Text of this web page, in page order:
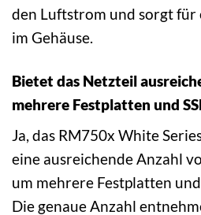
den Luftstrom und sorgt für
im Gehäuse.
Bietet das Netzteil
mehrere Festplatten und
Ja, das RM750x White
eine ausreichende Anzahl
um mehrere Festplatten
Die genaue Anzahl